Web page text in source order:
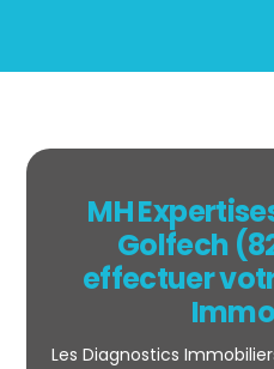
MH
Golfech
effectuer
Les Diagnostics